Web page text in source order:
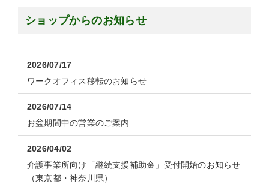
ショップからのお知らせ
2026/07/17
ワークオフィス移転のお知らせ
2026/07/14
お盆期間中の営業のご案内
2026/04/02
介護事業所向け「継続支援補助金」受付開始のお知らせ
（東京都・神奈川県）